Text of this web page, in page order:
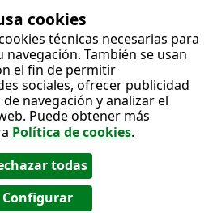
cookies
técnicas necesarias para
También se usan
el fin de permitir
sociales, ofrecer publicidad
navegación y analizar el
Puede obtener más
Política de cookies.